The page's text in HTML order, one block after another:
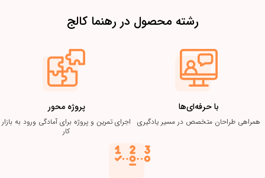
رشته محصول در رهنما کالج
با حرفه‌ای‌ها
همراهی طراحان متخصص در مسیر یادگیری
پروژه محور
اجرای تمرین و پروژه برای آمادگی ورود به بازار
کار